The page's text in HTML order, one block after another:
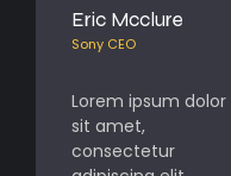
Eric Mcclure
Sony CEO
Lorem ipsum dolor
sit amet,
consectetur